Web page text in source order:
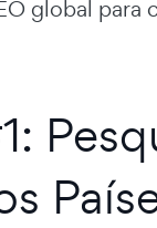
global para